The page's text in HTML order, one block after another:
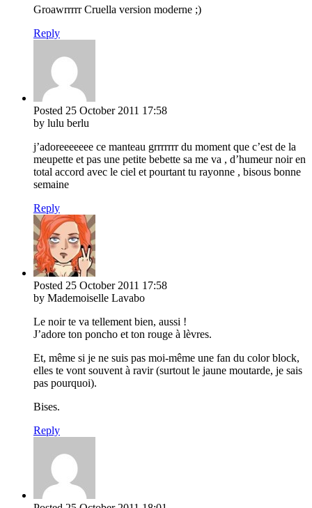
Groawrrrrr Cruella version moderne ;)
Reply
Posted 25 October 2011 17:58
by lulu berlu
j’adoreeeeeee ce manteau grrrrrrr du moment que c’est de la
meupette et pas une petite bebette sa me va , d’humeur noir en
total accord avec le ciel et pourtant tu rayonne , bisous bonne
semaine
Reply
Posted 25 October 2011 17:58
by Mademoiselle Lavabo
Le noir te va tellement bien, aussi !
J’adore ton poncho et ton rouge à lèvres.
Et, même si je ne suis pas moi-même une fan du color block,
elles te vont souvent à ravir (surtout le jaune moutarde, je sais
pas pourquoi).
Bises.
Reply